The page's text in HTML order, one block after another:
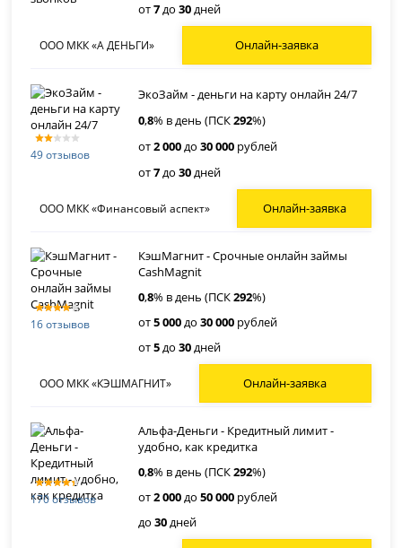
от7до30дней
ООО МКК «А ДЕНЬГИ» Онлайн-заявка
49 отзывов
ЭкоЗайм - деньги на карту онлайн 24/7
0,8% в день (ПСК292%)
от2 000до30 000 рублей
от7до30дней
ООО МКК «Финансовый аспект» Онлайн-заявка
16 отзывов
КэшМагнит - Срочные онлайн займы
CashMagnit
0,8% в день (ПСК292%)
от5 000до30 000 рублей
от5до30дней
ООО МКК «КЭШМАГНИТ» Онлайн-заявка
170 отзывов
Альфа-Деньги - Кредитный лимит -
удобно, как кредитка
0,8% в день (ПСК292%)
от2 000до50 000 рублей
до30дней